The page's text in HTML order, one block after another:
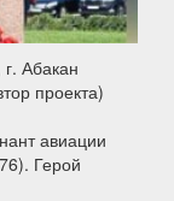
Абакан
проекта)
авиации
Герой